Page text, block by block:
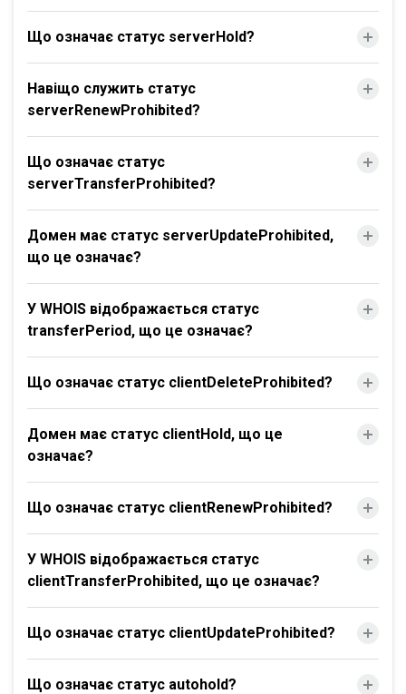
Що означає статус serverHold?
Навіщо служить статус
serverRenewProhibited?
Що означає статус
serverTransferProhibited?
Домен має статус serverUpdateProhibited,
що це означає?
У WHOIS відображається статус
transferPeriod, що це означає?
Що означає статус clientDeleteProhibited?
Домен має статус clientHold, що це
означає?
Що означає статус clientRenewProhibited?
У WHOIS відображається статус
clientTransferProhibited, що це означає?
Що означає статус clientUpdateProhibited?
Що означає статус autohold?